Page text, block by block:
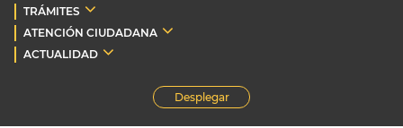
TRÁMITES
ATENCIÓN CIUDADANA
ACTUALIDAD
Desplegar